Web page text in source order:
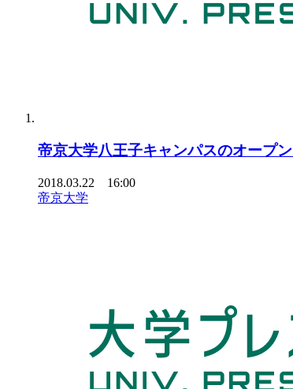
帝京大学八王子キャンパスのオープ
2018.03.22 16:00
帝京大学